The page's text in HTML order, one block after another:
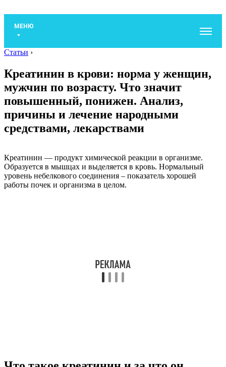
МЕНЮ
Статьи ›
Креатинин в крови: норма у женщин,
мужчин по возрасту. Что значит
повышенный, понижен. Анализ,
причины и лечение народными
средствами, лекарствами
Креатинин — продукт химической реакции в организме.
Образуется в мышцах и выделяется в кровь. Нормальный
уровень небелкового соединения – показатель хорошей
работы почек и организма в целом.